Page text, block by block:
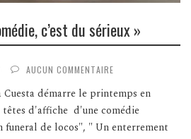
c’est du sérieux »
AUCUN COMMENTAIRE
démarre le printemps en
d'affiche d'une comédie
de locos", " Un enterrement